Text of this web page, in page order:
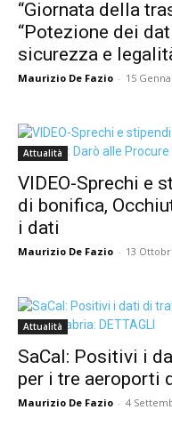
“Giornata della
“Potezione dei
sicurezza e
Maurizio De Fazio - 15
Attualità
VIDEO-Sprechi e
di bonifica,
i dati
Maurizio De Fazio - 13
Attualità
SaCal: Positivi i
per i tre aeroporti
Maurizio De Fazio - 4